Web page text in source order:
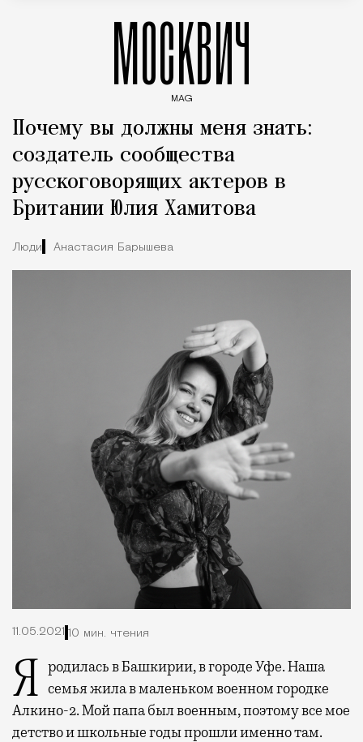
МОСКВИЧ
MAG
Почему вы должны меня знать:
создатель сообщества
русскоговорящих актеров в
Британии Юлия Хамитова
Люди Анастасия Барышева
11.05.2021 10 мин. чтения
Я родилась в Башкирии, в городе Уфе. Наша семья жила в маленьком военном городке
Алкино-2. Мой папа был военным, поэтому все мое
детство и школьные годы прошли именно там.